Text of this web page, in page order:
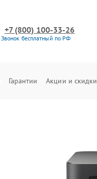
+7 (800) 100-33-26
Звонок бесплатный по РФ
Гарантии Акции и скидки